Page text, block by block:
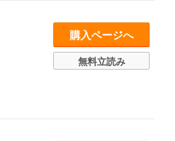
購入ページへ
無料立読み